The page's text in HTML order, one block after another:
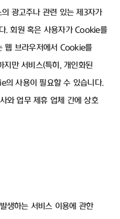
광고주나 관련 있는 제3자가
. 회원 혹은 사용자가 Cookie를
웹 브라우저에서 Cookie를
지만 서비스(특히, 개인화된
의 사용이 필요할 수 있습니다.
와 업무 제휴 업체 간에 상호
생하는 서비스 이용에 관한